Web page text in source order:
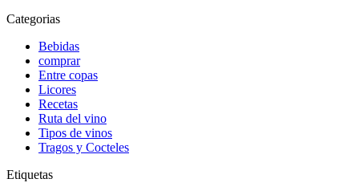
Categorias
Bebidas
comprar
Entre copas
Licores
Recetas
Ruta del vino
Tipos de vinos
Tragos y Cocteles
Etiquetas